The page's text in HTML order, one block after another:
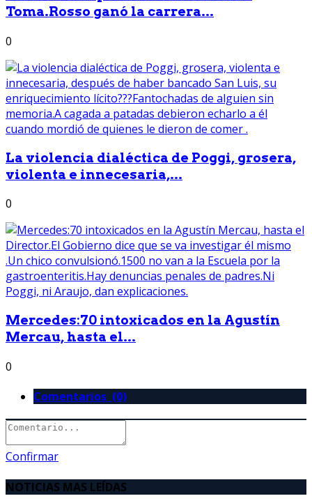
Toma.Rosso ganó la carrera...
0
La violencia dialéctica de Poggi, grosera,
violenta e innecesaria,...
0
Mercedes:70 intoxicados en la Agustín
Mercau, hasta el...
0
Comentarios (0)
Confirmar
NOTICIAS MAS LEÍDAS